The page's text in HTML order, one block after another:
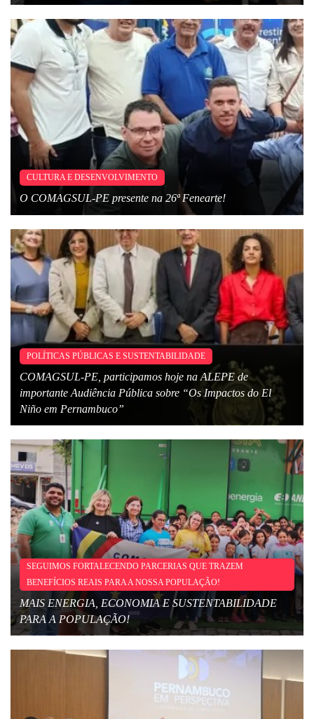
CULTURA E DESENVOLVIMENTO
O COMAGSUL-PE presente na 26ª Fenearte!
POLÍTICAS PÚBLICAS E SUSTENTABILIDADE
COMAGSUL-PE, participamos hoje na ALEPE de
importante Audiência Pública sobre “Os Impactos do El
Niño em Pernambuco”
SEGUIMOS FORTALECENDO PARCERIAS QUE TRAZEM
BENEFÍCIOS REAIS PARA A NOSSA POPULAÇÃO!
MAIS ENERGIA, ECONOMIA E SUSTENTABILIDADE
PARA A POPULAÇÃO!